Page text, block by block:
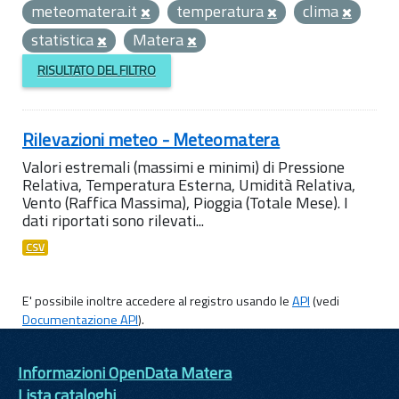
meteomatera.it
temperatura
clima
statistica
Matera
RISULTATO DEL FILTRO
Rilevazioni meteo - Meteomatera
Valori estremali (massimi e minimi) di Pressione
Relativa, Temperatura Esterna, Umidità Relativa,
Vento (Raffica Massima), Pioggia (Totale Mese). I
dati riportati sono rilevati...
CSV
E' possibile inoltre accedere al registro usando leAPI(vedi
Documentazione API).
Informazioni OpenData Matera